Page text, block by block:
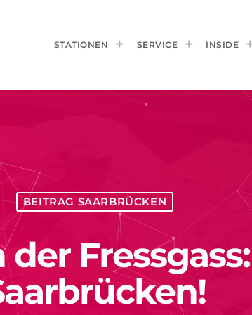
STATIONEN SERVICE INSIDE
BEITRAG SAARBRÜCKEN